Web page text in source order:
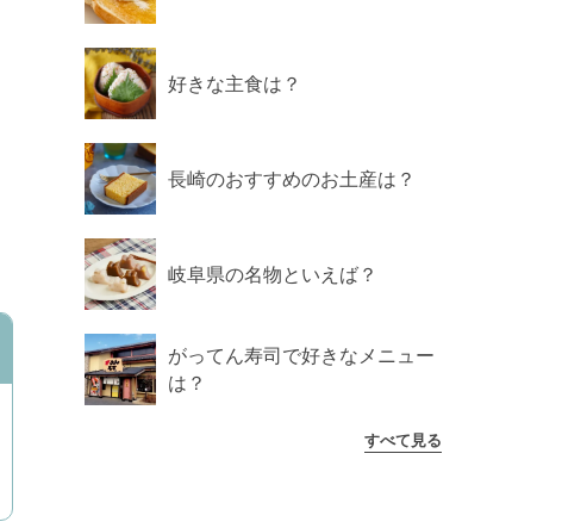
好きな主食は？
長崎のおすすめのお土産は？
岐阜県の名物といえば？
がってん寿司で好きなメニュー
は？
すべて見る